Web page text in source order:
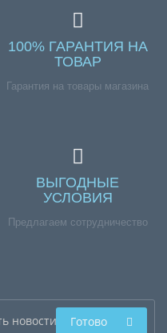
100% ГАРАНТИЯ НА
ТОВАР
Гарантия на товары магазина
ВЫГОДНЫЕ
УСЛОВИЯ
Предлагаем сотрудничество
Готово